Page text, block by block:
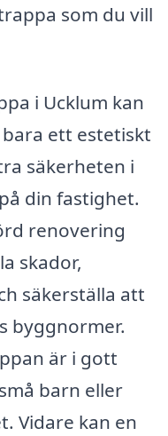
som du vill
i Ucklum kan
ett estetiskt
säkerheten i
din fastighet.
renovering
skador,
säkerställa att
byggnormer.
är i gott
barn eller
Vidare kan en